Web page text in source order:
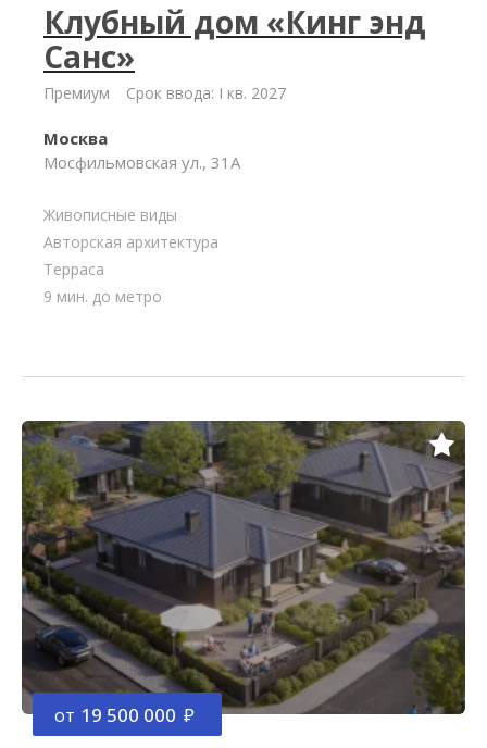
Клубный дом «Кинг энд
Санс»
Премиум Срок ввода: I кв. 2027
Москва
Мосфильмовская ул., 31А
Живописные виды
Авторская архитектура
Терраса
9 мин. до метро
от 19 500 000